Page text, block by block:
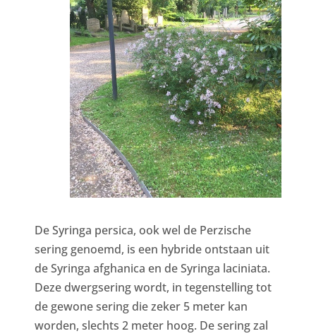
De Syringa persica, ook wel de Perzische
sering genoemd, is een hybride ontstaan uit
de Syringa afghanica en de Syringa laciniata.
Deze dwergsering wordt, in tegenstelling tot
de gewone sering die zeker 5 meter kan
worden, slechts 2 meter hoog. De sering zal